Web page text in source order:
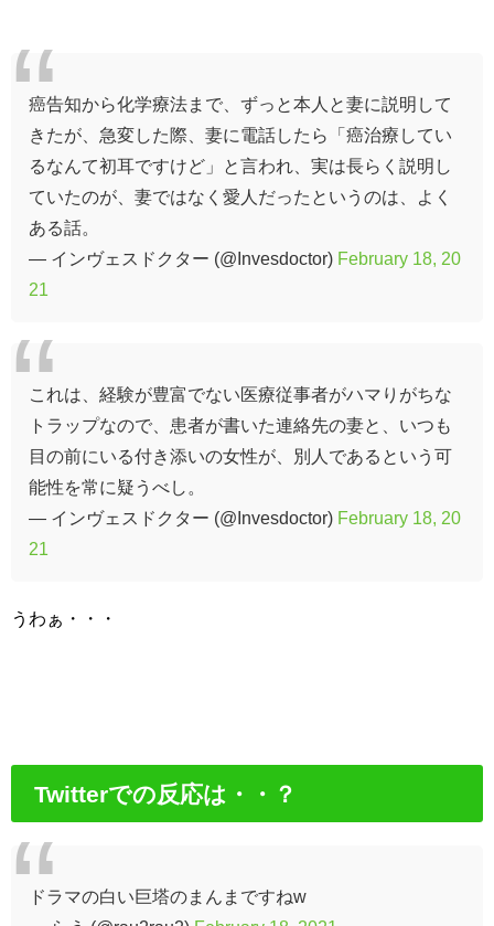
癌告知から化学療法まで、ずっと本人と妻に説明して
きたが、急変した際、妻に電話したら「癌治療してい
るなんて初耳ですけど」と言われ、実は長らく説明し
ていたのが、妻ではなく愛人だったというのは、よく
ある話。
— インヴェスドクター (@Invesdoctor) February 18, 20
21
これは、経験が豊富でない医療従事者がハマりがちな
トラップなので、患者が書いた連絡先の妻と、いつも
目の前にいる付き添いの女性が、別人であるという可
能性を常に疑うべし。
— インヴェスドクター (@Invesdoctor) February 18, 20
21
うわぁ・・・
Twitterでの反応は・・？
ドラマの白い巨塔のまんまですねw